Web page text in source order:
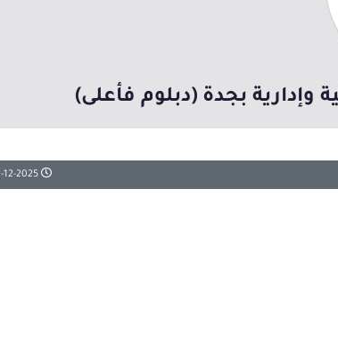
وإدارية بجدة (دبلوم فأعلى)